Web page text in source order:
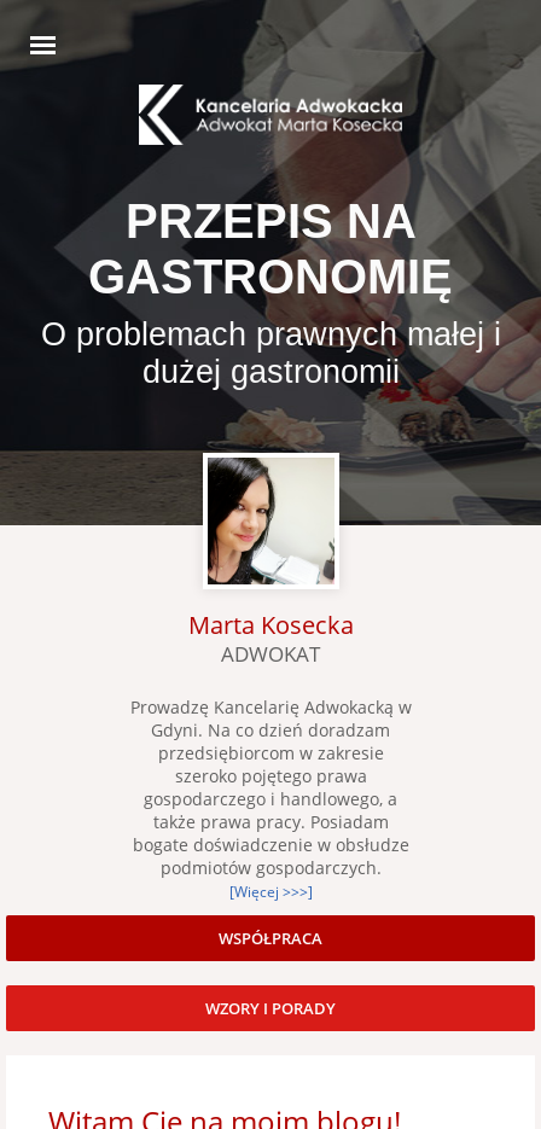
PRZEPIS NA
GASTRONOMIĘ
O problemach prawnych małej i
dużej gastronomii
Marta Kosecka
ADWOKAT
Prowadzę Kancelarię Adwokacką w
Gdyni. Na co dzień doradzam
przedsiębiorcom w zakresie
szeroko pojętego prawa
gospodarczego i handlowego, a
także prawa pracy. Posiadam
bogate doświadczenie w obsłudze
podmiotów gospodarczych.
[Więcej >>>]
WSPÓŁPRACA
WZORY I PORADY